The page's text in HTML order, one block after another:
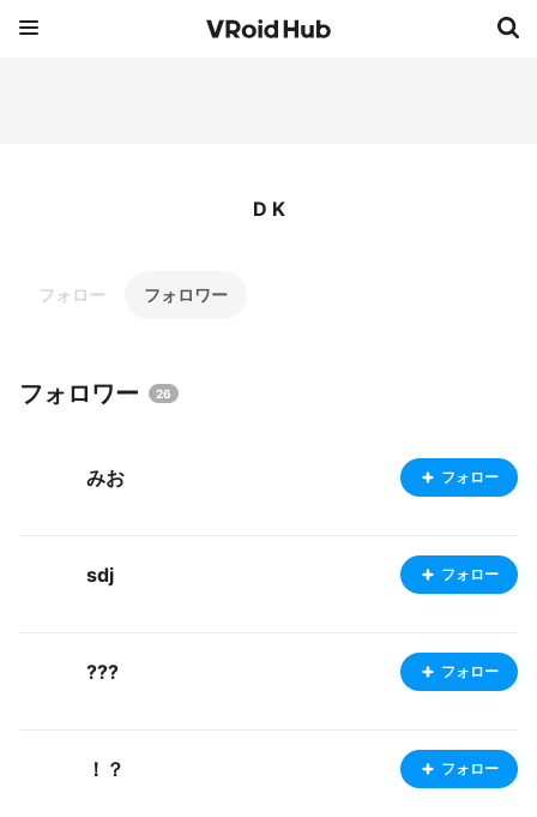
D K
フォロー フォロワー
フォロワー 26
みお フォロー
sdj フォロー
??? フォロー
！？ フォロー